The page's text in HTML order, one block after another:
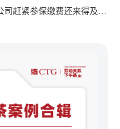
司赶紧参保缴费还来得及